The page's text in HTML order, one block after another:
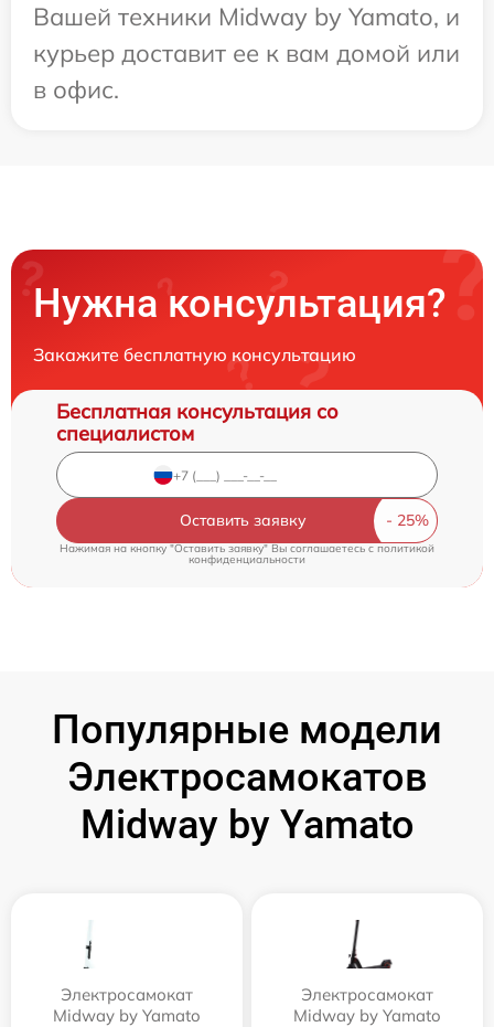
Вашей техники Midway by Yamato, и
курьер доставит ее к вам домой или
в офис.
Нужна консультация?
Закажите бесплатную консультацию
Бесплатная консультация со
специалистом
Оставить заявку
Нажимая на кнопку "Оставить заявку" Вы соглашаетесь c политикой
конфиденциальности
Популярные модели
Электросамокатов
Midway by Yamato
Электросамокат
Midway by Yamato
Электросамокат
Midway by Yamato